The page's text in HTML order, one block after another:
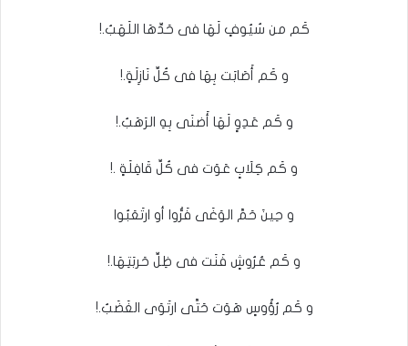
كَم من سُيُوفٍ لَهَا فى حَدِّهَا اللَهَبُ.!
و كَم أَصَابَت بِهَا فى كُلِّ نَازِلَةٍ.!
و كَم عَدِوٍ لَهَا أَضنَى بِهِ الرَهَبُ.!
و كَم كِلَابٍ عَوَت فى كُلِّ قَافِلَةٍ .!
و حِينَ حَمَّ الوَغَى فَرُّوا أو ارتَعَبُوا
و كَم عُرُوشٍ فَنَت فى ظِلِّ حَربَتِهَا.!
و كَم رُؤُوسٍ هَوَت حَتَّى ارتَوَى الغَضَبُ.!